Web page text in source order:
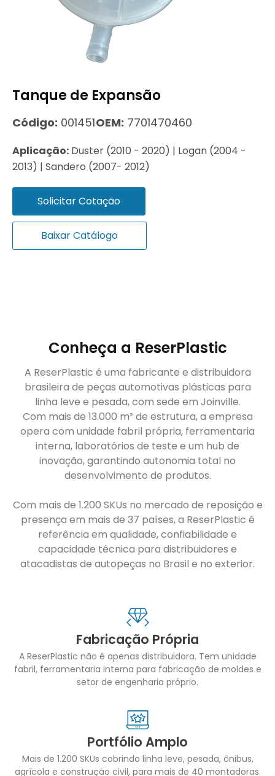
Tanque de Expansão
Código: 001451OEM: 7701470460
Aplicação: Duster (2010 - 2020) | Logan (2004 -
2013) | Sandero (2007- 2012)
Solicitar Cotação
Baixar Catálogo
Conheça a ReserPlastic
A ReserPlastic é uma fabricante e distribuidora
brasileira de peças automotivas plásticas para
linha leve e pesada, com sede em Joinville.
Com mais de 13.000 m² de estrutura, a empresa
opera com unidade fabril própria, ferramentaria
interna, laboratórios de teste e um hub de
inovação, garantindo autonomia total no
desenvolvimento de produtos.
Com mais de 1.200 SKUs no mercado de reposição e
presença em mais de 37 países, a ReserPlastic é
referência em qualidade, confiabilidade e
capacidade técnica para distribuidores e
atacadistas de autopeças no Brasil e no exterior.
Fabricação Própria
A ReserPlastic não é apenas distribuidora. Tem unidade
fabril, ferramentaria interna para fabricação de moldes e
setor de engenharia próprio.
Portfólio Amplo
Mais de 1.200 SKUs cobrindo linha leve, pesada, ônibus,
agrícola e construção civil, para mais de 40 montadoras.